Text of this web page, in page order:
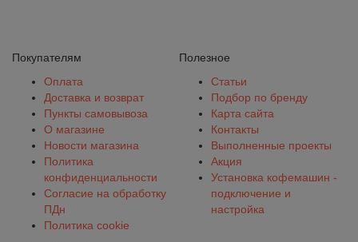
Покупателям
Оплата
Доставка и возврат
Пункты самовывоза
О магазине
Новости магазина
Политика
конфиденциальности
Согласие на обработку
ПДн
Политика cookie
Полезное
Статьи
Подбор по бренду
Карта сайта
Контакты
Выполненные проекты
Акция
Установка кофемашин -
подключение и
настройка